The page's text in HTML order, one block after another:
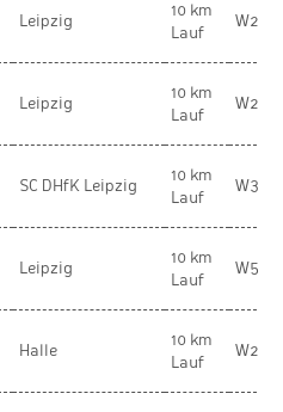
Leipzig
10 km
Lauf
W20
Leipzig
10 km
Lauf
W20
SC DHfK Leipzig
10 km
Lauf
W35
Leipzig
10 km
Lauf
W50
Halle
10 km
Lauf
W20